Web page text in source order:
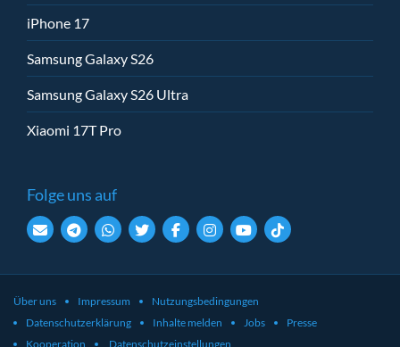
iPhone 17
Samsung Galaxy S26
Samsung Galaxy S26 Ultra
Xiaomi 17T Pro
Folge uns auf
Über uns Impressum
Nutzungsbedingungen
Datenschutzerklärung
Inhalte melden Jobs
Presse
Kooperation
Datenschutzeinstellungen